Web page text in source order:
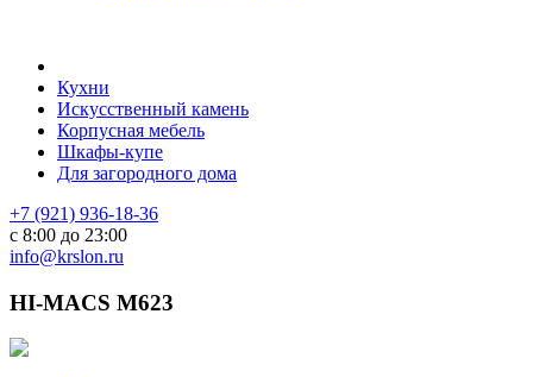
Кухни
Искусственный камень
Корпусная мебель
Шкафы-купе
Для загородного дома
+7 (921) 936-18-36
с 8:00 до 23:00
info@krslon.ru
HI-MACS M623